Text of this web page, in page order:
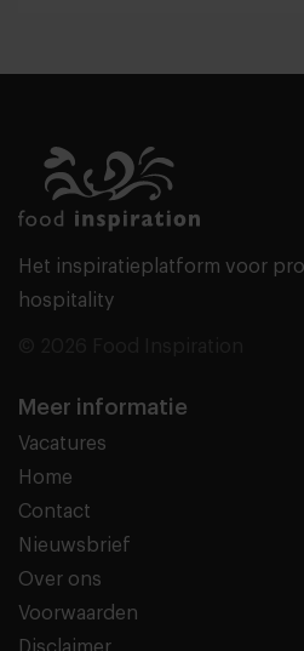
Het inspiratieplatform voor
hospitality
Meer informatie
Vacatures
Home
Contact
Nieuwsbrief
Over ons
Voorwaarden
Disclaimer